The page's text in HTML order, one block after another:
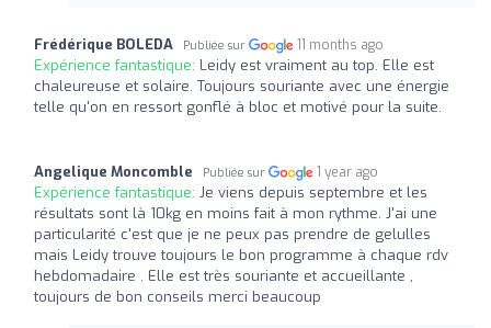
Frédérique BOLEDA Publiée sur 11 months ago
Expérience fantastique: Leidy est vraiment au top. Elle est
chaleureuse et solaire. Toujours souriante avec une énergie
telle qu'on en ressort gonflé à bloc et motivé pour la suite.
Angelique Moncomble Publiée sur 1 year ago
Expérience fantastique: Je viens depuis septembre et les
résultats sont là 10kg en moins fait à mon rythme. J'ai une
particularité c'est que je ne peux pas prendre de gelulles
mais Leidy trouve toujours le bon programme à chaque rdv
hebdomadaire . Elle est très souriante et accueillante ,
toujours de bon conseils merci beaucoup